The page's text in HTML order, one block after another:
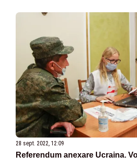
28 sept. 2022, 12:09
Referendum anexare Ucraina.